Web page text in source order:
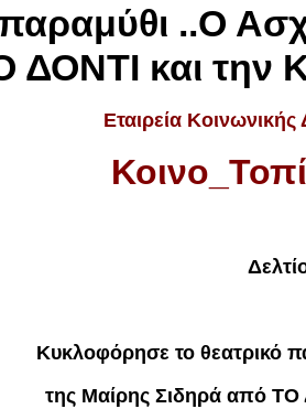
παραμύθι ..Ο
και την
Εταιρεία
Κυκλοφόρησε το θεατρικό
της Μαίρης Σιδηρά από